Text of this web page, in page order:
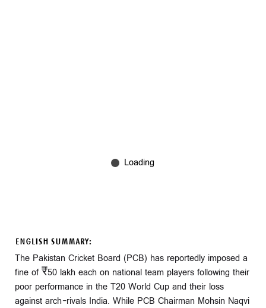
ENGLISH SUMMARY:
The Pakistan Cricket Board (PCB) has reportedly imposed a
fine of ₹50 lakh each on national team players following their
poor performance in the T20 World Cup and their loss
against arch-rivals India. While PCB Chairman Mohsin Naqvi